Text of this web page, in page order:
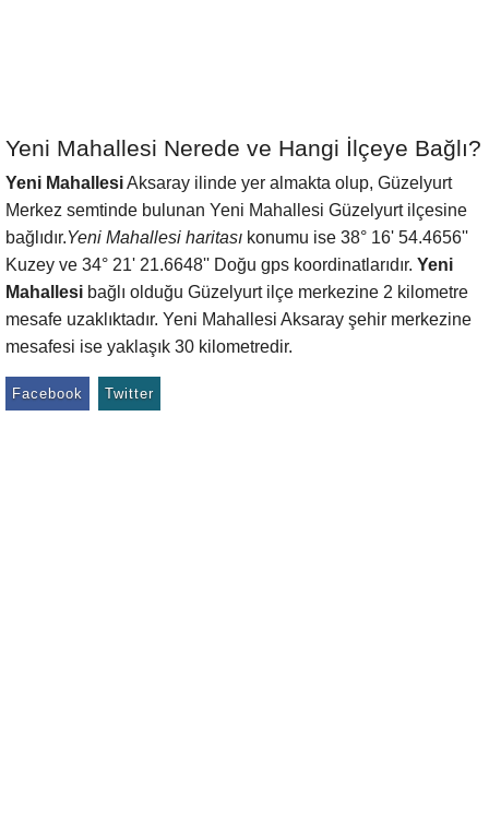
Yeni Mahallesi Nerede ve Hangi İlçeye Bağlı?
Yeni MahallesiAksaray ilinde yer almakta olup, Güzelyurt
Merkez semtinde bulunan Yeni Mahallesi Güzelyurt ilçesine
bağlıdır.Yeni Mahallesi haritası konumu ise 38° 16' 54.4656''
Kuzey ve 34° 21' 21.6648'' Doğu gps koordinatlarıdır. Yeni
Mahallesi bağlı olduğu Güzelyurt ilçe merkezine 2 kilometre
mesafe uzaklıktadır. Yeni Mahallesi Aksaray şehir merkezine
mesafesi ise yaklaşık 30 kilometredir.
Facebook Twitter